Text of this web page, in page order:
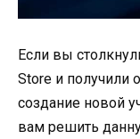
Если вы
Store и получили
создание новой
вам решить